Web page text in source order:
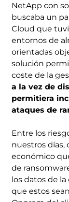
NetApp con
buscaba un
Cloud que
entornos de
orientadas
solución
coste de la
a la vez de
permitiera
ataques de
Entre los
nuestros días,
económico
de
los datos de
que estos